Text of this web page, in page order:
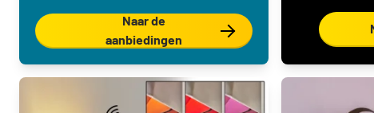
Naar de
aanbiedingen